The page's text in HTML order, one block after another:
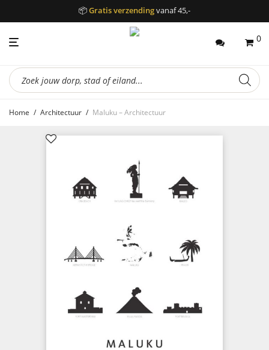
📦Gratis verzendingvanaf 45,-
0
Producten
zoeken
Home / Architectuur / Maluku – Architectuur